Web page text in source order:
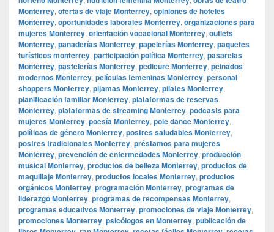
Monterrey, ofertas de viaje Monterrey, opiniones de hoteles
Monterrey, oportunidades laborales Monterrey, organizaciones para
mujeres Monterrey, orientación vocacional Monterrey, outlets
Monterrey, panaderías Monterrey, papelerías Monterrey, paquetes
turísticos monterrey, participación política Monterrey, pasarelas
Monterrey, pastelerías Monterrey, pedicure Monterrey, peinados
modernos Monterrey, películas femeninas Monterrey, personal
shoppers Monterrey, pijamas Monterrey, pilates Monterrey,
planificación familiar Monterrey, plataformas de reservas
Monterrey, plataformas de streaming Monterrey, podcasts para
mujeres Monterrey, poesía Monterrey, pole dance Monterrey,
políticas de género Monterrey, postres saludables Monterrey,
postres tradicionales Monterrey, préstamos para mujeres
Monterrey, prevención de enfermedades Monterrey, producción
musical Monterrey, productos de belleza Monterrey, productos de
maquillaje Monterrey, productos locales Monterrey, productos
orgánicos Monterrey, programación Monterrey, programas de
liderazgo Monterrey, programas de recompensas Monterrey,
programas educativos Monterrey, promociones de viaje Monterrey,
promociones Monterrey, psicólogos en Monterrey, publicación de